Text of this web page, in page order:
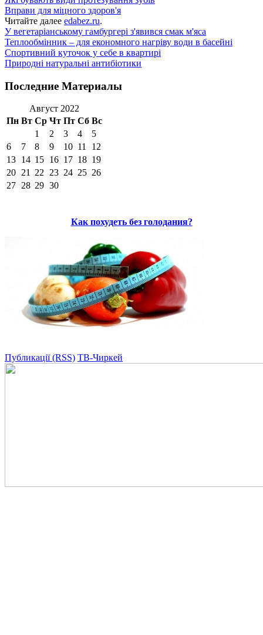
Вправи для міцного здоров'я
Читайте далее edabez.ru.
У вегетаріанському гамбургері з'явився смак м'яса
Теплообмінник – для економного нагріву води в басейні
Спортивний куточок у себе в квартирі
Природні натуральні антибіотики
Последние Материалы
Август 2022
Пн Вт Ср Чт Пт Сб Вс
1
2 3 4
5
6
7 8 9 10 11
12
13 14 15 16 17 18 19
20 21 22 23 24 25 26
27 28 29 30
Как похудеть без голодания?
Публикації (RSS) ТВ-Чиркей